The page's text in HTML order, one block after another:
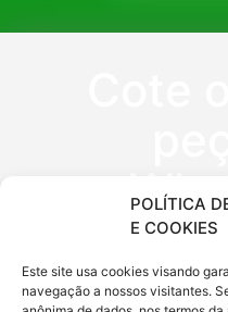
POLÍTICA
E COOKIES
Este site usa cookies visando
navegação a nossos visitantes.
(11)